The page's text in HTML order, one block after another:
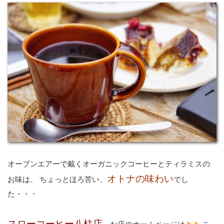
オープンエアーで戴くオーガニックコーヒーとティラミスの
お味は、 ちょっとほろ苦い、 オトナの味わいでし
た・・・